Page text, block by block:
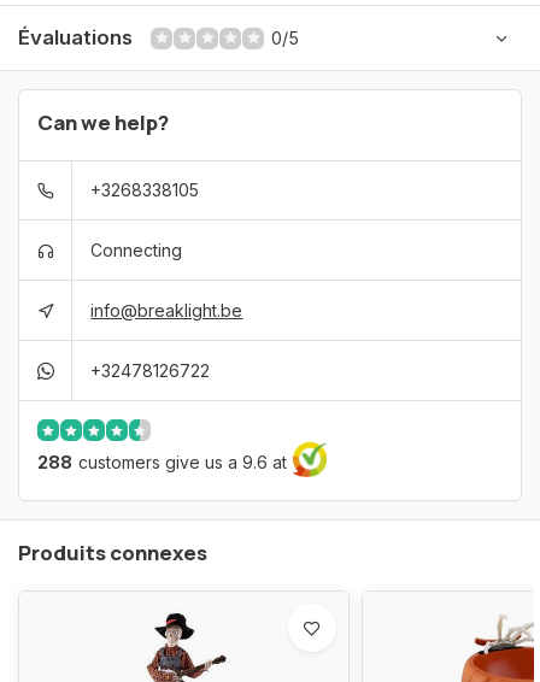
Évaluations 0/5
Can we help?
+3268338105
Connecting
info@breaklight.be
+32478126722
288 customers give us a 9.6 at
Produits connexes